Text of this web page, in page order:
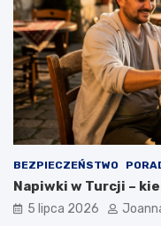
BEZPIECZEŃSTWO
Napiwki w Turcji –
5 lipca 2026